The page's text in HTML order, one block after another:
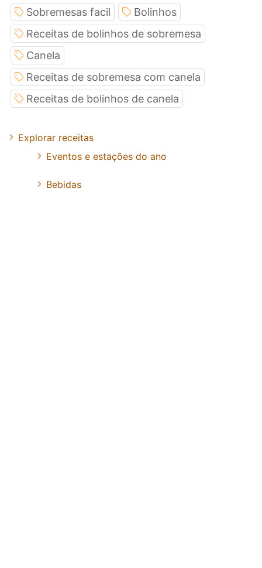
Sobremesas facil
Bolinhos
Receitas de bolinhos de sobremesa
Canela
Receitas de sobremesa com canela
Receitas de bolinhos de canela
Explorar receitas
Eventos e estações do ano
Bebidas